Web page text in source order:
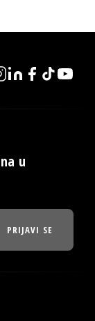
u
PRIJAVI SE